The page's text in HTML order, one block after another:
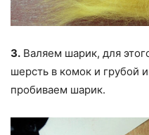
3. Валяем шарик, для
шерсть в комок и грубой
пробиваем шарик.